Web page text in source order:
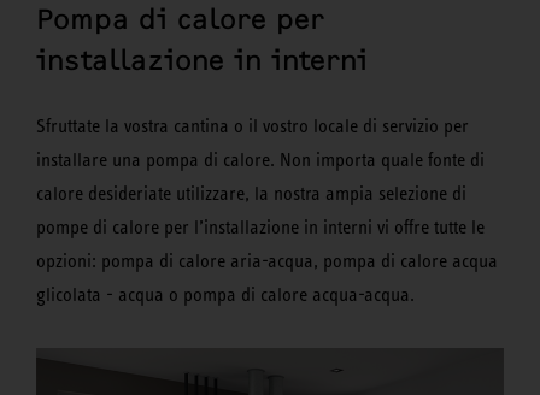
Pompa di calore per
installazione in interni
Sfruttate la vostra cantina o il vostro locale di servizio per
installare una pompa di calore. Non importa quale fonte di
calore desideriate utilizzare, la nostra ampia selezione di
pompe di calore per l’installazione in interni vi offre tutte le
opzioni: pompa di calore aria-acqua, pompa di calore acqua
glicolata - acqua o pompa di calore acqua-acqua.